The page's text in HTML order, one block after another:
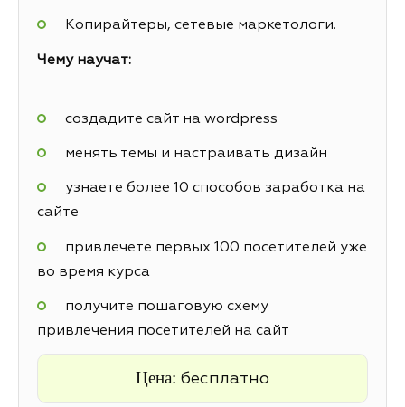
Копирайтеры, сетевые маркетологи.
Чему научат:
создадите сайт на wordpress
менять темы и настраивать дизайн
узнаете более 10 способов заработка на
сайте
привлечете первых 100 посетителей уже
во время курса
получите пошаговую схему
привлечения посетителей на сайт
Цена: бесплатно